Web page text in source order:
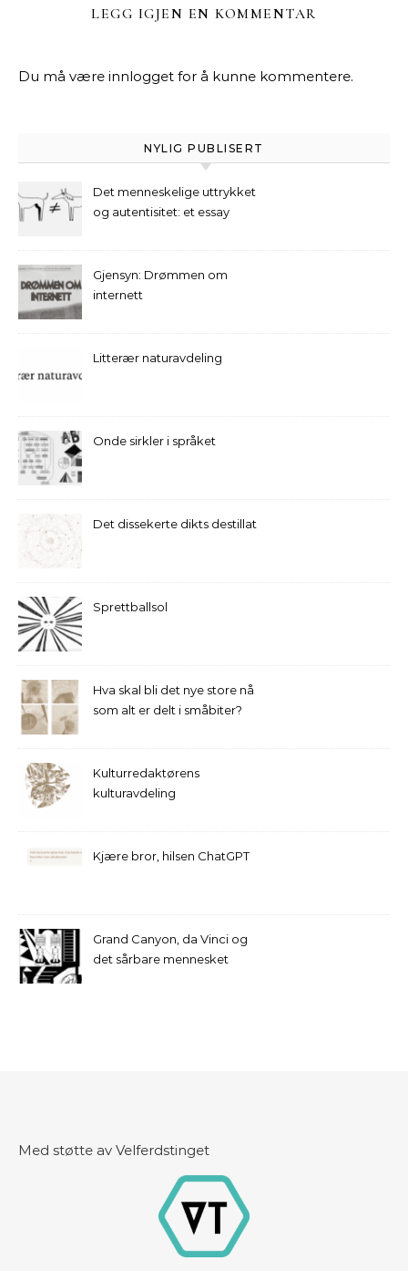
LEGG IGJEN EN KOMMENTAR
Du må være innlogget for å kunne kommentere.
NYLIG PUBLISERT
Det menneskelige uttrykket
og autentisitet: et essay
Gjensyn: Drømmen om
internett
Litterær naturavdeling
Onde sirkler i språket
Det dissekerte dikts destillat
Sprettballsol
Hva skal bli det nye store nå
som alt er delt i småbiter?
Kulturredaktørens
kulturavdeling
Kjære bror, hilsen ChatGPT
Grand Canyon, da Vinci og
det sårbare mennesket
Med støtte av Velferdstinget